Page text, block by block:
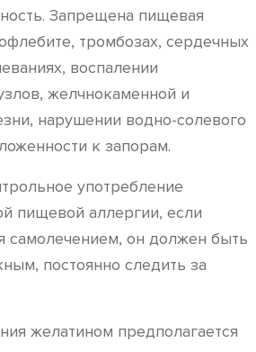
Запрещена пищевая
тромбозах, сердечных
воспалении
желчнокаменной и
нарушении водно-солевого
к запорам.
употребление
пищевой аллергии, если
самолечением, он должен быть
постоянно следить за
желатином предполагается